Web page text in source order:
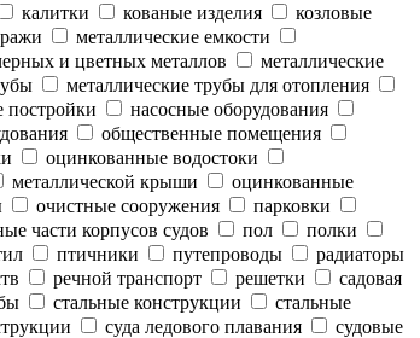
калитки кованые изделия
козловые
металлические емкости
и цветных металлов
металлические
металлические трубы для отопления
постройки
насосные оборудования
общественные помещения
оцинкованные водостоки
металлической крыши
оцинкованные
очистные сооружения
парковки
части корпусов судов пол
полки
птичники путепроводы
радиаторы
речной транспорт решетки
садовая
стальные конструкции
стальные
суда ледового плавания
судовые